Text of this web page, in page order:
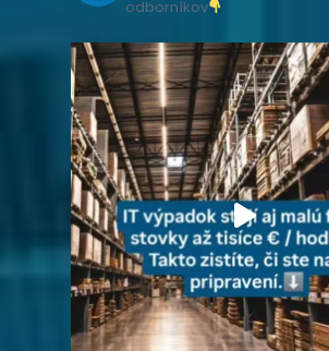
odborníkov